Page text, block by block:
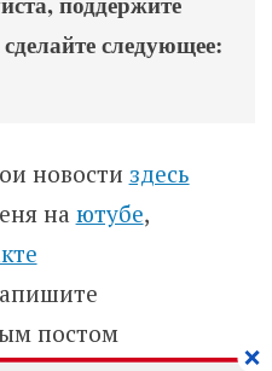
следующее:
новости здесь
на ютубе,
постом